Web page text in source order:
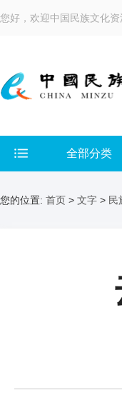
您好，欢迎中国民族文化资
全部分类
您的位置: 首页 > 文字 > 民